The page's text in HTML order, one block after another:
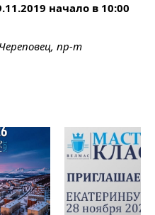
начало в 10:00
пр-т